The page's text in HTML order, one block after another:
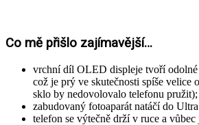
Co mě přišlo zajímavější…
vrchní díl OLED displeje tvoří odolné
což je prý ve skutečnosti spíše velice
sklo by nedovolovalo telefonu pružit);
zabudovaný fotoaparát natáčí do
telefon se výtečně drží v ruce a